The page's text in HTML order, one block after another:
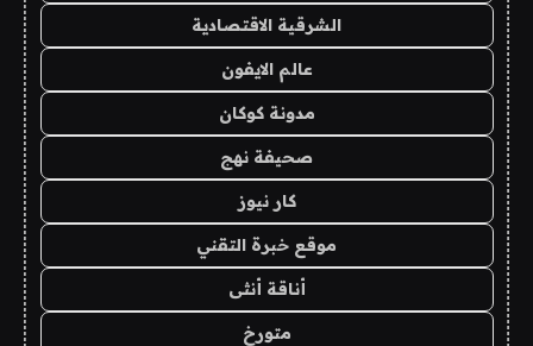
الشرقية الاقتصادية
عالم الايفون
مدونة كوكان
صحيفة نهج
كار نيوز
موقع خبرة التقني
أناقة أنثى
متورخ